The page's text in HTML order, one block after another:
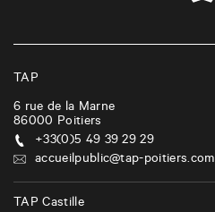
TAP
6 rue de la Marne
86000 Poitiers
+33(0)5 49 39 29 29
accueilpublic@tap-poitiers.com
TAP Castille